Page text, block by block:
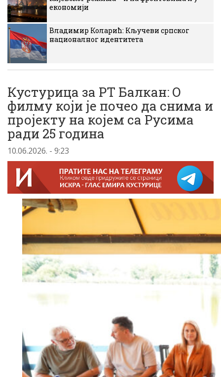
економији
Владимир Коларић: Кључеви српског
националног идентитета
Кустурица за РТ Балкан: О
филму који је почео да снима и
пројекту на којем са Русима
ради 25 година
10.06.2026. - 9:23